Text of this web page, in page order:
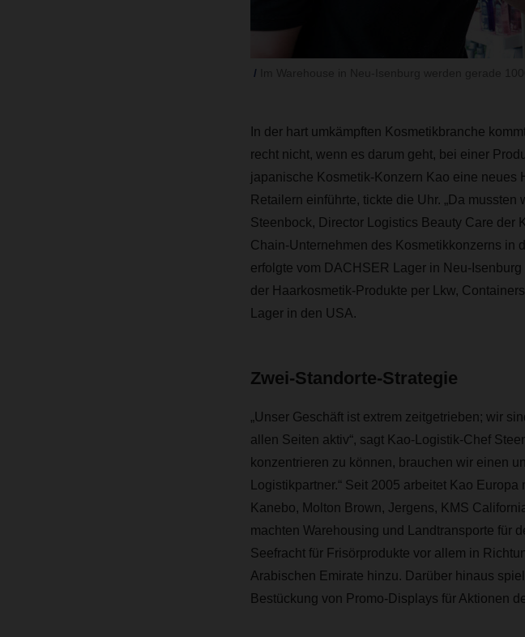
In der hart umkämpften Kosmetikbranche
recht nicht, wenn es darum geht, bei einer
japanische Kosmetik-Konzern Kao eine neues
Retailern einführte, tickte die Uhr. „Da
Steenbock, Director Logistics Beauty Care der
Chain-Unternehmen des Kosmetikkonzerns in
erfolgte vom DACHSER Lager in Neu-
der Haarkosmetik-Produkte per Lkw,
Lager in den USA.
Zwei-Standorte-Strategie
„Unser Geschäft ist extrem zeitgetrieben; wir
allen Seiten aktiv“, sagt Kao-Logistik-Chef
konzentrieren zu können, brauchen wir einen
Logistikpartner.“ Seit 2005 arbeitet Kao
Kanebo, Molton Brown, Jergens, KMS
machten Warehousing und Landtransporte für
Seefracht für Frisörprodukte vor allem in
Arabischen Emirate hinzu. Darüber hinaus
Bestückung von Promo-Displays für Aktionen